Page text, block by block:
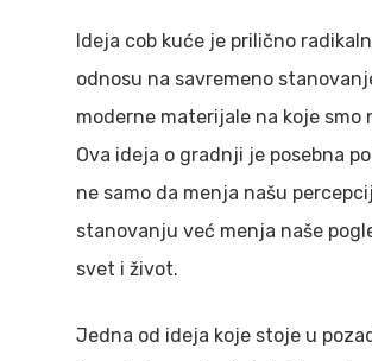
Ideja cob kuće je prilično
odnosu na savremeno
moderne materijale na koje smo
Ova ideja o gradnji je posebna
ne samo da menja našu
stanovanju već menja naše
svet i život.
Jedna od ideja koje stoje u